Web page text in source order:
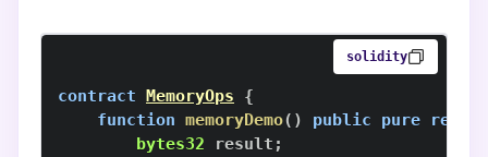
solidity
contract MemoryOps
{
function memoryDemo( ) public pure
bytes32 result ;